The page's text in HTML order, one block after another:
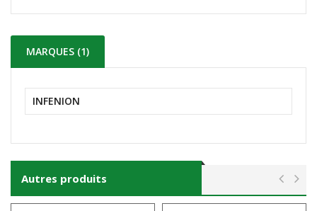
MARQUES (1)
INFENION
Autres produits